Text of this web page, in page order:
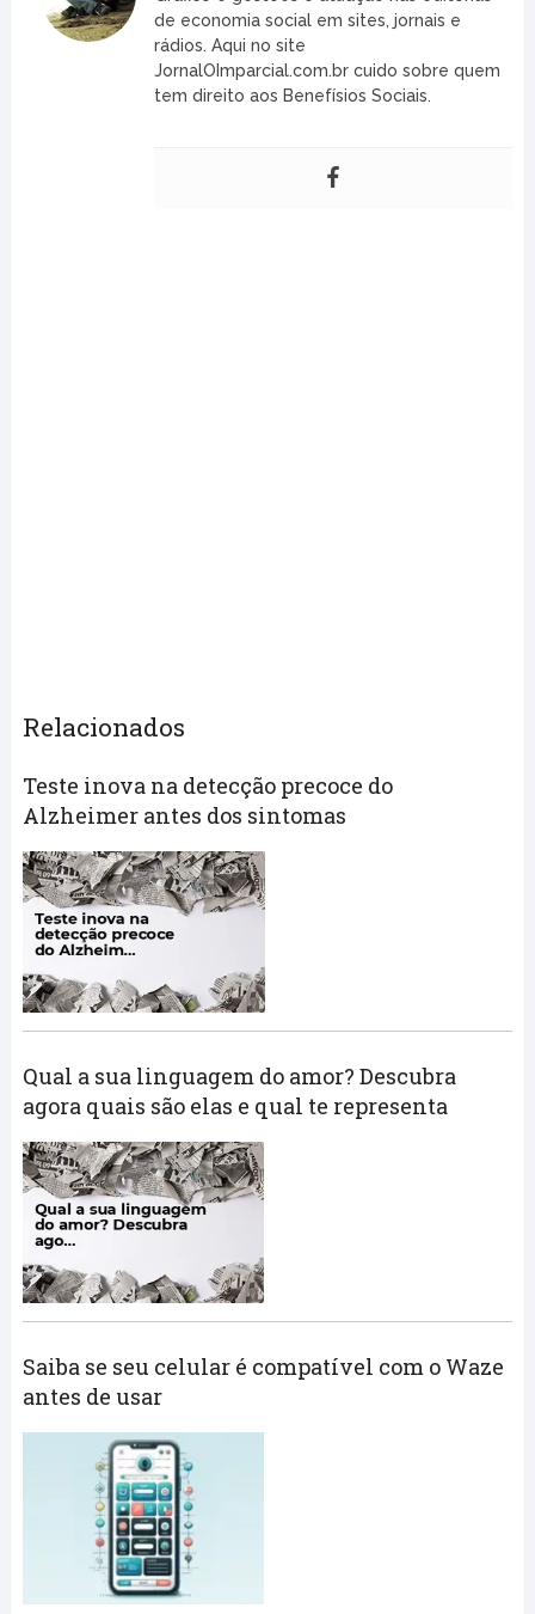
de economia social em sites, jornais e
rádios. Aqui no site
JornalOImparcial.com.br cuido sobre quem
tem direito aos Benefísios Sociais.
Relacionados
Teste inova na detecção precoce do
Alzheimer antes dos sintomas
Qual a sua linguagem do amor? Descubra
agora quais são elas e qual te representa
Saiba se seu celular é compatível com o Waze
antes de usar